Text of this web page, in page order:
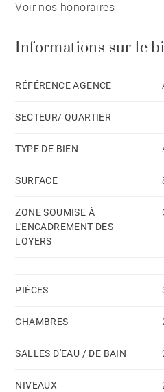
indépendant et une chambre
comble(lingerie et
bureau. Chauffage
Atouts: lumineux, deux
équipement cuisine qualitatif
Disponibilité : 1 octobre 2022
Complément de loyer : 337 €
Provision pour charges
Honoraires Barnes charge
dont 3€/m² état des lieux
Voir nos honoraires
Informations sur le
RÉFÉRENCE AGENCE
SECTEUR/ QUARTIER
TYPE DE BIEN
SURFACE
ZONE SOUMISE À
L'ENCADREMENT DES
LOYERS
PIÈCES
CHAMBRES
SALLES D'EAU / DE BAIN
NIVEAUX